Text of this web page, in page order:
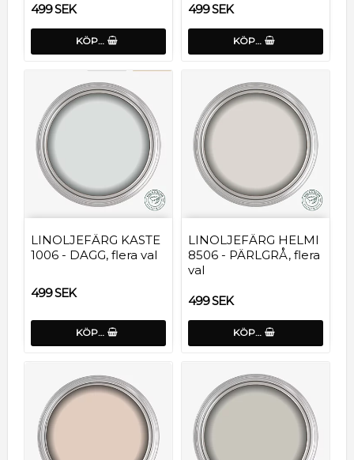
499 SEK
KÖP…
499 SEK
KÖP…
LINOLJEFÄRG KASTE
1006 - DAGG, flera val
499 SEK
KÖP…
LINOLJEFÄRG HELMI
8506 - PÄRLGRÅ, flera
val
499 SEK
KÖP…